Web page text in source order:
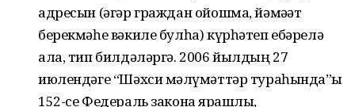
адресын (әгәр граждан ойошма, йәмәғәт
берекмәһе вәкиле булһа) күрһәтеп ебәрелә
ала, тип билдәләргә. 2006 йылдың 27
июлендәге “Шәхси мәғлүмәттәр тураһында”ғы
152-се Федераль законға ярашлы,